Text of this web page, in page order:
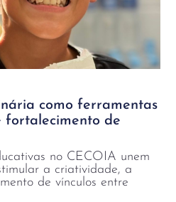
como ferramentas
fortalecimento de
no CECOIA unem
a criatividade, a
de vínculos entre